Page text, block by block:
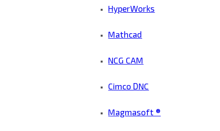
HyperWorks
Mathcad
NCG CAM
Cimco DNC
Magmasoft ®